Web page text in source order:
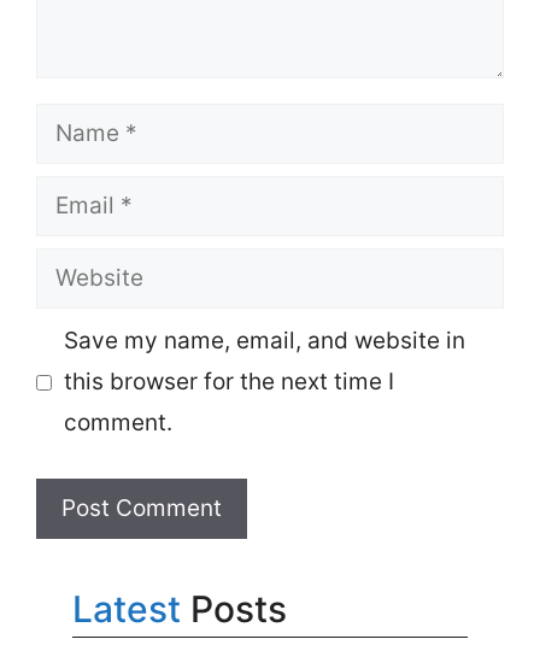
Name
Email
Website
Save my name, email, and website in
this browser for the next time I
comment.
Latest Posts